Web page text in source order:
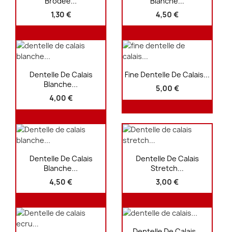
1,30 €
4,50 €
Aperçu rapide
Dentelle De Calais
Blanche...
4,00 €
Aperçu rapide
Fine Dentelle De Calais...
5,00 €
Aperçu rapide
Dentelle De Calais
Blanche...
4,50 €
Aperçu rapide
Dentelle De Calais
Stretch...
3,00 €
Aperçu rapide